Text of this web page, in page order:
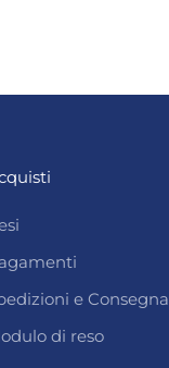
e Consegna
di reso